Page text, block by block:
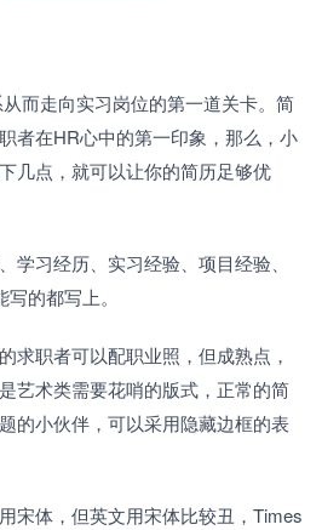
者在HR心中的第一印象，那么，小
几点，就可以让你的简历足够优
学习经历、实习经验、项目经验、
的都写上。
求职者可以配职业照，但成熟点，
艺术类需要花哨的版式，正常的简
的小伙伴，可以采用隐藏边框的表
宋体，但英文用宋体比较丑，Times